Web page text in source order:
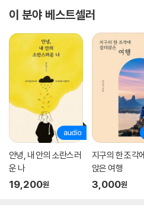
이 분야 베스트셀러
안녕, 내 안의 소란스러
운 나
19,200원
지구의 한 조각
앉은 여행
3,000원